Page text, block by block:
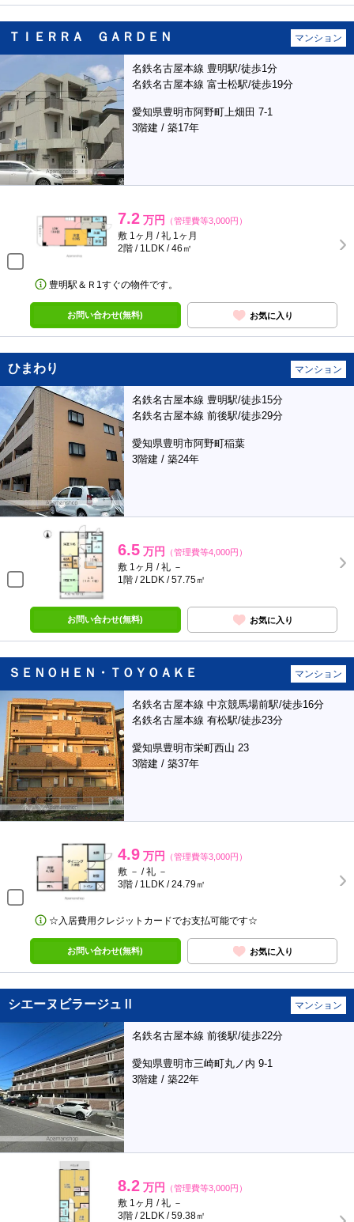
ＴＩＥＲＲＡ ＧＡＲＤＥＮ マンション
名鉄名古屋本線 豊明駅/徒歩1分
名鉄名古屋本線 富士松駅/徒歩19分
愛知県豊明市阿野町上畑田 7-1
3階建 / 築17年
7.2 万円 （管理費等3,000円）
敷 1ヶ月 / 礼 1ヶ月
2階 / 1LDK / 46㎡
豊明駅＆Ｒ1すぐの物件です。
お問い合わせ(無料) お気に入り
ひまわり マンション
名鉄名古屋本線 豊明駅/徒歩15分
名鉄名古屋本線 前後駅/徒歩29分
愛知県豊明市阿野町稲葉
3階建 / 築24年
6.5 万円 （管理費等4,000円）
敷 1ヶ月 / 礼 －
1階 / 2LDK / 57.75㎡
お問い合わせ(無料) お気に入り
ＳＥＮＯＨＥＮ・ＴＯＹＯＡＫＥ マンション
名鉄名古屋本線 中京競馬場前駅/徒歩16分
名鉄名古屋本線 有松駅/徒歩23分
愛知県豊明市栄町西山 23
3階建 / 築37年
4.9 万円 （管理費等3,000円）
敷 － / 礼 －
3階 / 1LDK / 24.79㎡
☆入居費用クレジットカードでお支払可能です☆
お問い合わせ(無料) お気に入り
シエーヌビラージュⅡ マンション
名鉄名古屋本線 前後駅/徒歩22分
愛知県豊明市三崎町丸ノ内 9-1
3階建 / 築22年
8.2 万円 （管理費等3,000円）
敷 1ヶ月 / 礼 －
3階 / 2LDK / 59.38㎡